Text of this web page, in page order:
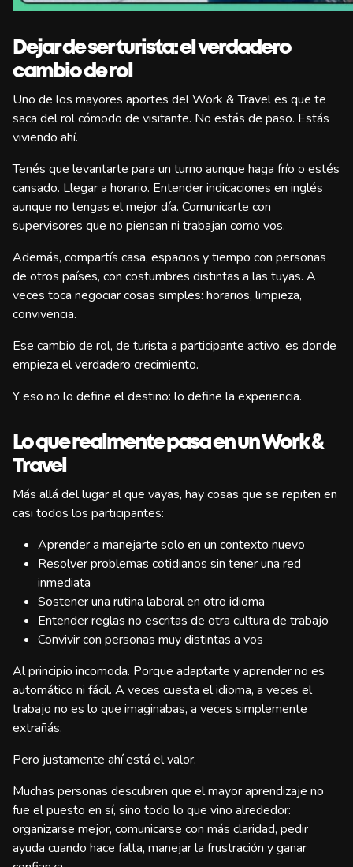
Dejar de ser turista: el verdadero
cambio de rol
Uno de los mayores aportes del Work & Travel es que te
saca del rol cómodo de visitante. No estás de paso. Estás
viviendo ahí.
Tenés que levantarte para un turno aunque haga frío o estés
cansado. Llegar a horario. Entender indicaciones en inglés
aunque no tengas el mejor día. Comunicarte con
supervisores que no piensan ni trabajan como vos.
Además, compartís casa, espacios y tiempo con personas
de otros países, con costumbres distintas a las tuyas. A
veces toca negociar cosas simples: horarios, limpieza,
convivencia.
Ese cambio de rol, de turista a participante activo, es donde
empieza el verdadero crecimiento.
Y eso no lo define el destino: lo define la experiencia.
Lo que realmente pasa en un Work &
Travel
Más allá del lugar al que vayas, hay cosas que se repiten en
casi todos los participantes:
Aprender a manejarte solo en un contexto nuevo
Resolver problemas cotidianos sin tener una red
inmediata
Sostener una rutina laboral en otro idioma
Entender reglas no escritas de otra cultura de trabajo
Convivir con personas muy distintas a vos
Al principio incomoda. Porque adaptarte y aprender no es
automático ni fácil. A veces cuesta el idioma, a veces el
trabajo no es lo que imaginabas, a veces simplemente
extrañás.
Pero justamente ahí está el valor.
Muchas personas descubren que el mayor aprendizaje no
fue el puesto en sí, sino todo lo que vino alrededor:
organizarse mejor, comunicarse con más claridad, pedir
ayuda cuando hace falta, manejar la frustración y ganar